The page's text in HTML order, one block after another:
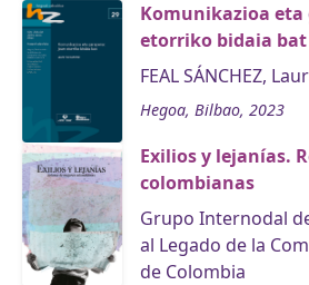
Komunikazioa
etorriko bidaia bat
FEAL SÁNCHEZ,
Hegoa, Bilbao, 2023
Exilios y lejanías.
colombianas
Grupo Internodal
al Legado de la
de Colombia